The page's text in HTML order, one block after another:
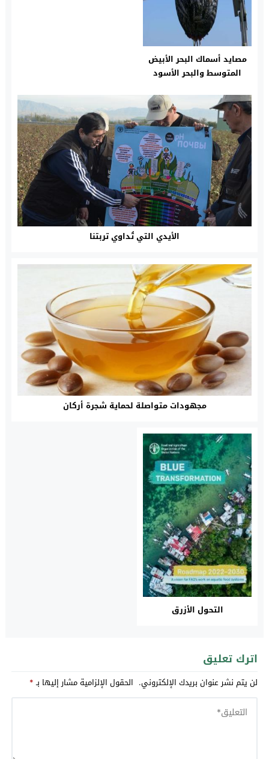
مصايد أسماك البحر الأبيض
المتوسط والبحر الأسود
الأيدي التي تُداوي تربتنا
مجهودات متواصلة لحماية شجرة أركان
التحول الأزرق
اترك تعليق
لن يتم نشر عنوان بريدك الإلكتروني. الحقول الإلزامية مشار إليها بـ*